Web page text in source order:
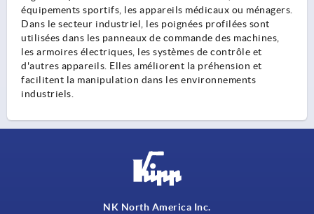
équipements sportifs, les appareils médicaux ou ménagers.
Dans le secteur industriel, les poignées profilées sont
utilisées dans les panneaux de commande des machines,
les armoires électriques, les systèmes de contrôle et
d'autres appareils. Elles améliorent la préhension et
facilitent la manipulation dans les environnements
industriels.
NK North America Inc.